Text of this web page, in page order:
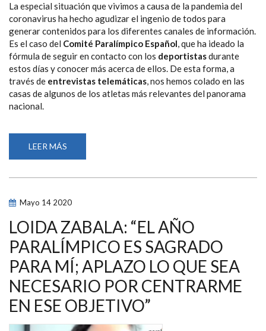
La especial situación que vivimos a causa de la pandemia del
coronavirus ha hecho agudizar el ingenio de todos para
generar contenidos para los diferentes canales de información.
Es el caso del Comité Paralímpico Español, que ha ideado la
fórmula de seguir en contacto con los deportistasdurante
estos días y conocer más acerca de ellos. De esta forma, a
través de entrevistas telemáticas, nos hemos colado en las
casas de algunos de los atletas más relevantes del panorama
nacional.
LEER MÁS
DEPORTISTAS
NOS
SUS
DURANTE
LA
DE
CONFINAMIENTO
Mayo 14 2020
LOIDA ZABALA: “EL AÑO
PARALÍMPICO ES SAGRADO
PARA MÍ; APLAZO LO QUE SEA
NECESARIO POR CENTRARME
EN ESE OBJETIVO”